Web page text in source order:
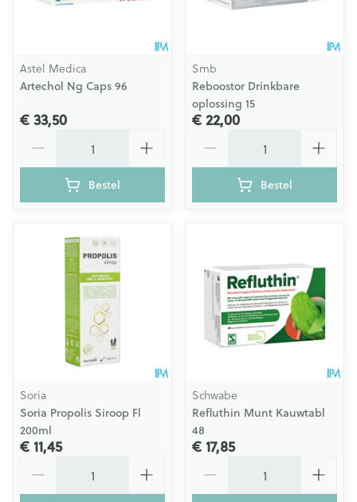
Astel Medica
Artechol Ng Caps 96
€ 33,50
Bestel
Smb
Reboostor Drinkbare
oplossing 15
€ 22,00
Bestel
Soria
Soria Propolis Siroop Fl
200ml
€ 11,45
Schwabe
Refluthin Munt Kauwtabl
48
€ 17,85